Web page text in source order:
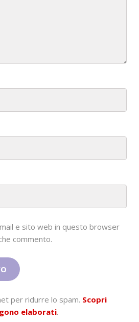
e sito web in questo browser
commento.
per ridurre lo spam. Scopri
elaborati.